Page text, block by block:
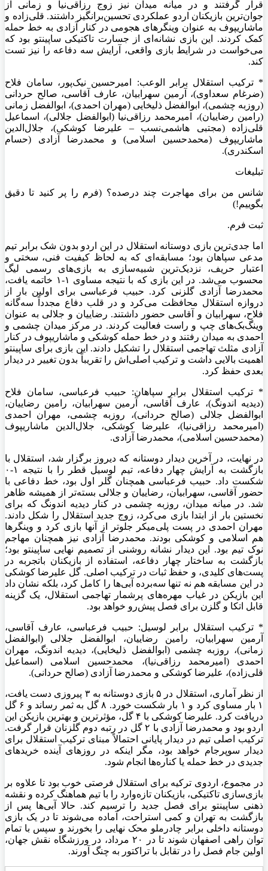
قرار گرفتند و در میانه میدان نیز زوج رزاقی‌نیا و زمانی از
جوان‌ترین بازیکنان اردو عملکردی تحسین‌برانگیز داشتند. قلی‌زاده و
ماشاریپوف به عنوان وینگر‌های هجومی در کنار آزادی به خط حمله
کمک کردند. این بازی نشانه‌ای از جسارت تاکتیکی ساپینتو بود که
می‌خواست در شرایط بازی واقعی، آرایش سه دفاعه را نیز تست
کند.
* ترکیب استقلال برابر الوعب: امیرحسین نیک‌پور، سامان فلاح
(ضرغام سعداوی)، آرمین سهرابیان، عارف آقاسی، صالح حردانی
(روزبه چشمی)، ابوالفضل ذلیخایی (مهران احمدی)، ابوالفضل زمانی
(رامین رضاییان)، امیرمحمد رزاقی‌نیا (ابوالفضل جلالی)، اسماعیل
قلی‌زاده (مجتبی هاشمی‌نسب – علیرضا کوشکی)، جلال‌الدین
ماشاریپوف (محمدحسین اسلامی) و محمدرضا آزادی (حسام
اسکندری).
تبلیغات
شانس من برای مهاجرت چند درصده؟ (فرم را پر کنید تا دقیق
بگوییم!)
ثبت فرم.
اما جدی‌ترین بازی دوستانه استقلال در این اردو بدون شک برابر تیم
مدعی سپاهان بود؛ مسابقه‌ای که به لحاظ کیفیت فنی، سختی و
اعتبار حریف، نزدیک‌ترین شبیه‌سازی به بازی‌های رسمی لیگ
محسوب می‌شد. در این بازی که با نتیجه مساوی ۱-۱ خاتمه یافت،
محمدرضا آزادی گلزنی کرد. حبیب فرعباسی برای اولین بار از
دروازه استقلال محافظت می‌کرد و در قلب دفاع مجدداً سه‌گانه
فلاح، سهرابیان و آقاسی حضور داشتند. رضاییان و جلالی به عنوان
وینگ‌بک‌های چپ و راست فعالیت کردند. در مرکز میدان چشمی و
احمدی به میدان رفتند و در خط حمله کوشکی و ماشاریپوف در کنار
آزادی مثلث تهاجمی استقلال را تشکیل دادند. این بازی برای ساپینتو
اهمیت بالایی داشت و ترکیب اصلی‌اش را تقریباً بدون تغییر در دیدار
بعدی حفظ کرد.
* ترکیب استقلال برابر سپاهان: حبیب فرعباسی، سامان فلاح
(دیدیه اندونگ)، عارف آقاسی، آرمین سهرابیان، رامین رضاییان،
ابوالفضل جلالی (صالح حردانی)، روزبه چشمی، مهران احمدی
(امیرمحمد رزاقی‌نیا)، علیرضا کوشکی، جلال‌الدین ماشاریپوف
(محمدحسین اسلامی)، محمدرضا آزادی.
در نهایت، در آخرین دیدار دوستانه که دیروز برگزار شد، استقلال با
بازگشت به آرایش چهار دفاعه، تیم لوسیل قطر را با نتیجه ۱-۰
شکست داد. حبیب فرعباسی همچنان گلر اول بود، خط دفاعی با
حضور آقاسی، سهرابیان، رضاییان و جلالی بسته‌تر از همیشه ظاهر
شد. در میانه میدان، روزبه چشمی در کنار دیدیه اندونگ که برای
نخستین بار از ابتدا بازی می‌کرد، زوج جدید استقلال را شکل دادند.
مهران احمدی در پست پلی‌میکر جلوتر از آنها بازی کرد و وینگر‌ها
هم اسلامی و کوشکی بودند. محمدرضا آزادی نیز همچنان مهاجم
نوک تیم بود. این دیدار نشانه روشنی از تصمیم نهایی ساپینتو بود؛
بازگشت به ساختار چهار دفاعه، استفاده از بازیکنان باتجربه در
پست‌های کلیدی، و حفظ ثبات در ترکیب اصلی. گل علیرضا کوشکی
در این مسابقه هم نه تنها سه‌برده آبی‌ها را کامل کرد، بلکه نشان داد
این بازیکن در غیاب مهره‌های پرشمار تهاجمی استقلال، یک گزینه
قابل اتکا و گلزن برای فصل پیش‌رو خواهد بود.
* ترکیب استقلال برابر لوسیل: حبیب فرعباسی، عارف آقاسی،
آرمین سهرابیان، رامین رضاییان، ابوالفضل جلالی (ابوالفضل
زمانی)، روزبه چشمی (ابوالفضل ذلیخایی)، دیدیه اندونگ، مهران
احمدی (امیرمحمد رزاقی‌نیا)، محمدحسین اسلامی (اسماعیل
قلی‌زاده)، علیرضا کوشکی و محمدرضا آزادی (صالح حردانی).
از نظر آماری، استقلال در ۵ بازی دوستانه به ۳ پیروزی دست یافت،
۱ بار مساوی کرد و ۱ بار شکست خورد. ۸ گل به ثمر رساند و ۶ گل
دریافت کرد. علیرضا کوشکی با ۴ گل، مؤثرترین و بهترین بازیکن این
اردو بود و محمدرضا آزادی با ۲ گل در رتبه دوم گلزنان قرار گرفت.
ترکیب اصلی تیم در دیدار پایانی احتمالاً مبنای ترکیب استقلال برای
دیدار سوپرجام خواهد بود، مگر اینکه در روز‌های آینده خرید‌های
جدیدی در خط حمله یا کناره‌ها انجام شود.
در مجموع، اردوی ترکیه برای استقلال فرصتی خوب بود تا علاوه بر
بازی‌سازی تاکتیکی، بازیکنان تازه‌وارد را با تیم هماهنگ کرده و نقشه
ذهنی ساپینتو برای فصل جدید را ترسیم کند. حالا آبی‌ها پس از
بازگشت به تهران و کمی استراحت، آماده می‌شوند تا در یک بازی
دوستانه داخلی برابر چادرملو محک نهایی را بخورند و سپس با تمام
توان راهی اصفهان شوند تا در ۲۰ مرداد، در ورزشگاه نقش جهان،
اولین جام فصل را در تقابل با تراکتور به چنگ آورند.